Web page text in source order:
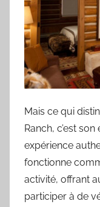
Mais ce qui
Ranch, c’est
expérience
fonctionne
activité, offrant
participer à de